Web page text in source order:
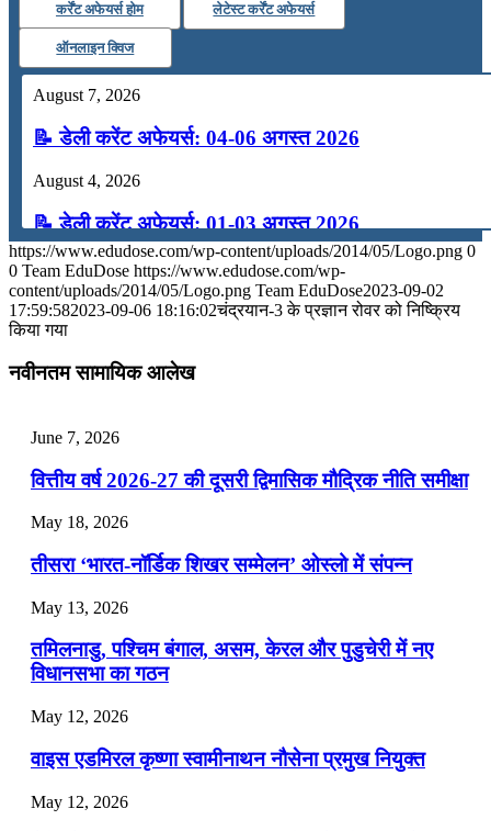
Menu Menu
कर्रेंट अफेयर्स होम लेटेस्ट कर्रेंट अफेयर्स
ऑनलाइन क्विज
August 7, 2026
📝 डेली करेंट अफेयर्स: 04-06 अगस्त 2026
August 4, 2026
📝 डेली करेंट अफेयर्स: 01-03 अगस्त 2026
July 31, 2026
📝 डेली करेंट अफेयर्स: 28-31 जुलाई 2026
July 25, 2026
📝 डेली करेंट अफेयर्स: 22-24 जुलाई 2026
July 22, 2026
📝 डेली करेंट अफेयर्स: 19-21 जुलाई 2026
July 19, 2026
📝 डेली करेंट अफेयर्स: 16-18 जुलाई 2026
https://www.edudose.com/wp-content/uploads/2014/05/Logo.png 0
0 Team EduDose https://www.edudose.com/wp-
content/uploads/2014/05/Logo.png Team EduDose2023-09-02
17:59:582023-09-06 18:16:02चंद्रयान-3 के प्रज्ञान रोवर को निष्क्रिय
किया गया
नवीनतम सामायिक आलेख
June 7, 2026
वित्तीय वर्ष 2026-27 की दूसरी द्विमासिक मौद्रिक नीति समीक्षा
May 18, 2026
तीसरा ‘भारत-नॉर्डिक शिखर सम्मेलन’ ओस्लो में संपन्न
May 13, 2026
तमिलनाडु, पश्चिम बंगाल, असम, केरल और पुडुचेरी में नए
विधानसभा का गठन
May 12, 2026
वाइस एडमिरल कृष्णा स्वामीनाथन नौसेना प्रमुख नियुक्त
May 12, 2026